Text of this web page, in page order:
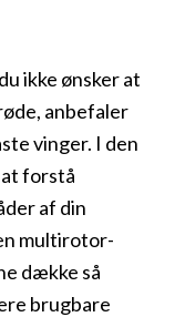
ikke ønsker at
anbefaler
vinger. I den
at forstå
af din
multirotor-
dække så
brugbare